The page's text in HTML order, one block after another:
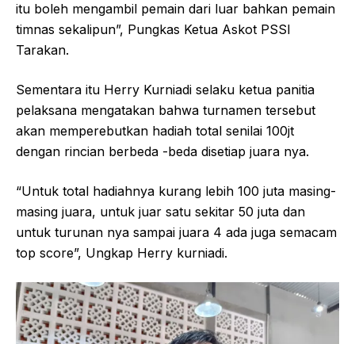
itu boleh mengambil pemain dari luar bahkan pemain
timnas sekalipun”, Pungkas Ketua Askot PSSI
Tarakan.
Sementara itu Herry Kurniadi selaku ketua panitia
pelaksana mengatakan bahwa turnamen tersebut
akan memperebutkan hadiah total senilai 100jt
dengan rincian berbeda -beda disetiap juara nya.
“Untuk total hadiahnya kurang lebih 100 juta masing-
masing juara, untuk juar satu sekitar 50 juta dan
untuk turunan nya sampai juara 4 ada juga semacam
top score”, Ungkap Herry kurniadi.